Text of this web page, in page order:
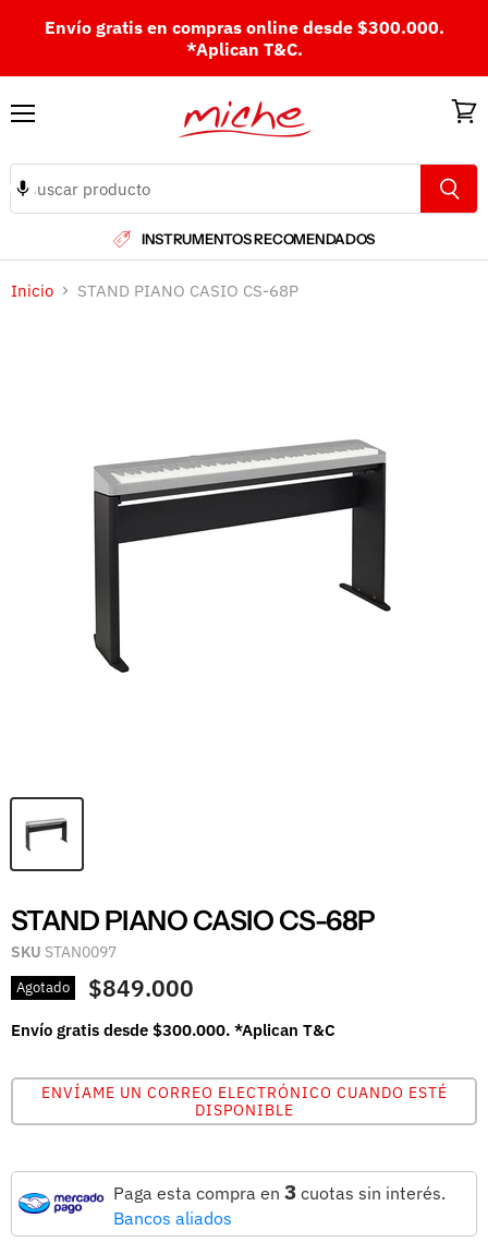
Envío gratis en compras online desde $300.000.
*Aplican T&C.
INSTRUMENTOS RECOMENDADOS
Inicio STAND PIANO CASIO CS-68P
STAND PIANO CASIO CS-68P
SKU STAN0097
Agotado $849.000
Envío gratis desde $300.000. *Aplican T&C
ENVÍAME UN CORREO ELECTRÓNICO CUANDO ESTÉ
DISPONIBLE
Paga esta compra en 3 cuotas sin interés.
Bancos aliados